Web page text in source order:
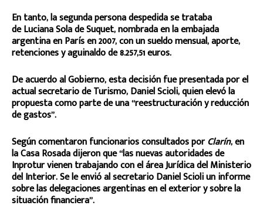
En tanto, la segunda persona despedida se trataba
de Luciana Sola de Suquet, nombrada en la embajada
argentina en París en 2007, con un sueldo mensual, aporte,
retenciones y aguinaldo de 8.257,51 euros.
De acuerdo al Gobierno, esta decisión fue presentada por el
actual secretario de Turismo, Daniel Scioli, quien elevó la
propuesta como parte de una “reestructuración y reducción
de gastos”.
Según comentaron funcionarios consultados porClarín, en
la Casa Rosada dijeron que “las nuevas autoridades de
Inprotur vienen trabajando con el área Jurídica del Ministerio
del Interior. Se le envió al secretario Daniel Scioli un informe
sobre las delegaciones argentinas en el exterior y sobre la
situación financiera”.